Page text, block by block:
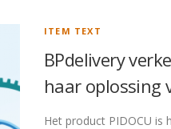
ITEM TEXT
BPdelivery
haar oplossing
Het product PIDOCU is